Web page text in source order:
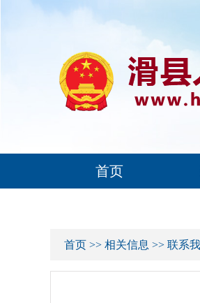
首页
首页 >> 相关信息 >> 联系